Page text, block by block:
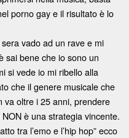
porno gay e il risultato è lo
vado ad un rave e mi
sai bene che io sono un
si vede io mi ribello alla
che il genere musicale che
va oltre i 25 anni, prendere
è una strategia vincente.
tra l’emo e l’hip hop” ecco